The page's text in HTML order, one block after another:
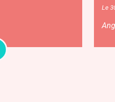
Le